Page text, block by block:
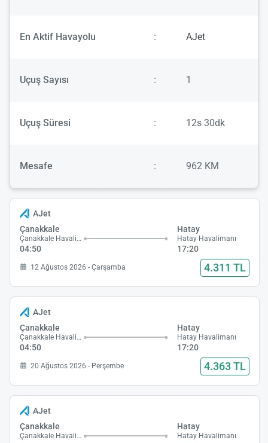
En Aktif Havayolu : AJet
Uçuş Sayısı : 1
Uçuş Süresi : 12s 30dk
Mesafe : 962 KM
AJet
Çanakkale
Çanakkale Havalimanı
04:50
Hatay
Hatay Havalimanı
17:20
12 Ağustos 2026 - Çarşamba 4.311 TL
AJet
Çanakkale
Çanakkale Havalimanı
04:50
Hatay
Hatay Havalimanı
17:20
20 Ağustos 2026 - Perşembe 4.363 TL
AJet
Çanakkale
Çanakkale Havalimanı
Hatay
Hatay Havalimanı